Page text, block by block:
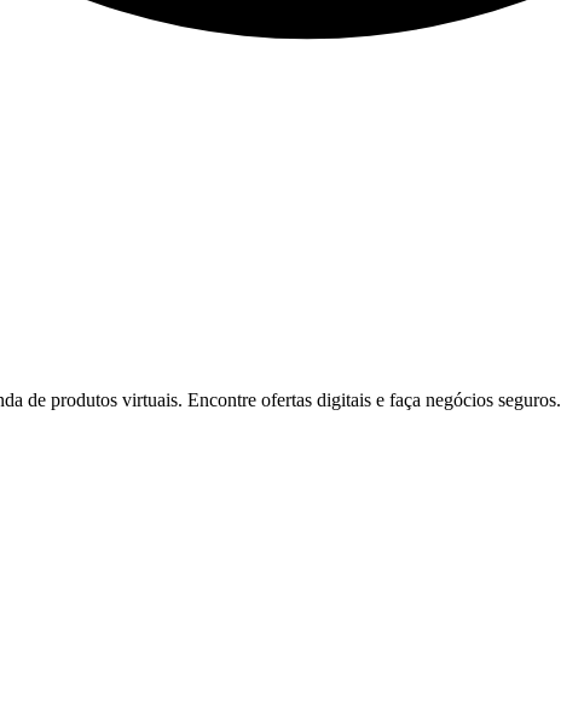
de produtos virtuais. Encontre ofertas digitais e faça negócios seguros.